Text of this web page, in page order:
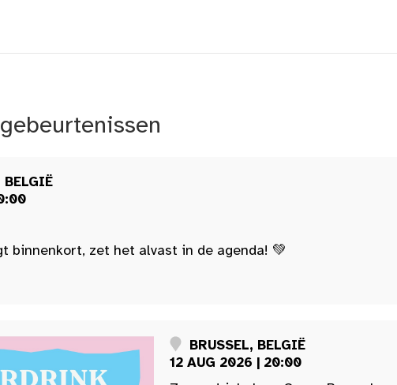
BELGIË
binnenkort, zet het alvast in de agenda! 💚
BRUSSEL, BELGIË
12 AUG 2026 | 20:00